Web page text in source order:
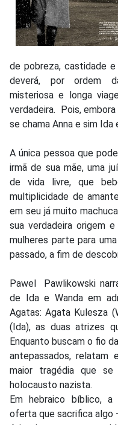
de pobreza, castidade
deverá, por ordem
misteriosa e longa
verdadeira. Pois,
se chama Anna e sim Ida
A única pessoa que
irmã de sua mãe, uma
de vida livre, que
multiplicidade de
em seu já muito
sua verdadeira origem
mulheres parte para
passado, a fim de
Pawel Pawlikowski
de Ida e Wanda em
Agatas: Agata Kulesza
(Ida), as duas atrizes
Enquanto buscam o fio
antepassados, relatam
maior tragédia que
holocausto nazista.
Em hebraico bíblico, a
oferta que sacrifica algo